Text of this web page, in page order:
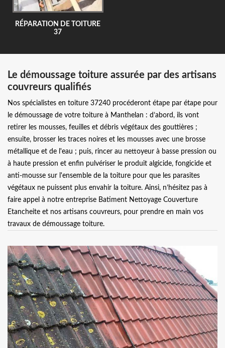
RÉPARATION DE TOITURE
37
Le démoussage toiture assurée par des artisans
couvreurs qualifiés
Nos spécialistes en toiture 37240 procéderont étape par étape pour
le démoussage de votre toiture à Manthelan : d’abord, ils vont
retirer les mousses, feuilles et débris végétaux des gouttières ;
ensuite, brosser les traces noires et les mousses avec une brosse
métallique et de l'eau ; puis, rincer au nettoyeur à basse pression ou
à haute pression et enfin pulvériser le produit algicide, fongicide et
anti-mousse sur l'ensemble de la toiture pour que les parasites
végétaux ne puissent plus envahir la toiture. Ainsi, n’hésitez pas à
faire appel à notre entreprise Batiment Nettoyage Couverture
Etancheite et nos artisans couvreurs, pour prendre en main vos
travaux de démoussage toiture.